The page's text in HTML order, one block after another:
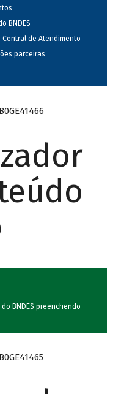
BNDES
de Atendimento
parceiras
BNDES preenchendo